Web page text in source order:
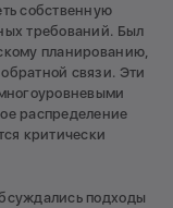
собственную
требований. Был
планированию,
связи. Эти
распределение
критически
подходы